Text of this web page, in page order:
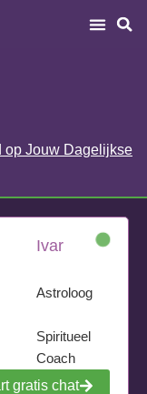
op Jouw Dagelijkse
Ivar
Astroloog
Spiritueel
Coach
gratis chat